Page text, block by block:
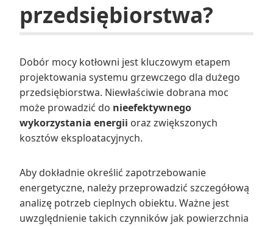
przedsiębiorstwa?
Dobór mocy kotłowni jest kluczowym etapem
projektowania systemu grzewczego dla dużego
przedsiębiorstwa. Niewłaściwie dobrana moc
może prowadzić do nieefektywnego
wykorzystania energii oraz zwiększonych
kosztów eksploatacyjnych.
Aby dokładnie określić zapotrzebowanie
energetyczne, należy przeprowadzić szczegółową
analizę potrzeb cieplnych obiektu. Ważne jest
uwzględnienie takich czynników jak powierzchnia